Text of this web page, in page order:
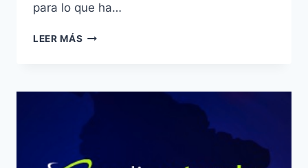
para lo que ha…
LEER MÁS QUANTIS
CENTRO
CONTROL